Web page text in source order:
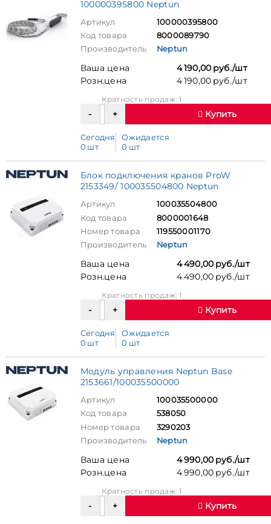
100000395800 Neptun
Артикул
100000395800
Код товара
8000089790
Производитель
Neptun
Ваша цена
4 190,00 руб./шт
Розн.цена
4 190,00 руб./шт
Кратность продаж: 1
Купить
Сегодня
0 шт
Ожидается
0 шт
Блок подключения кранов ProW
2153349/ 100035504800 Neptun
Артикул
100035504800
Код товара
8000001648
Номер товара
119550001170
Производитель
Neptun
Ваша цена
4 490,00 руб./шт
Розн.цена
4 490,00 руб./шт
Кратность продаж: 1
Купить
Сегодня
0 шт
Ожидается
0 шт
Модуль управления Neptun Base
2153661/100035500000
Артикул
100035500000
Код товара
538050
Номер товара
3290203
Производитель
Neptun
Ваша цена
4 990,00 руб./шт
Розн.цена
4 990,00 руб./шт
Кратность продаж: 1
Купить